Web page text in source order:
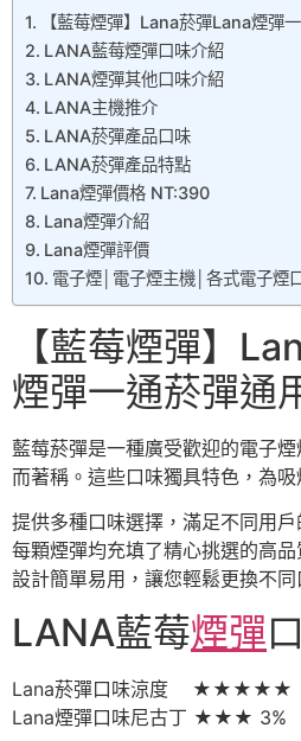
【藍莓煙彈】Lana菸彈Lana煙彈
LANA藍莓煙彈口味介紹
LANA煙彈其他口味介紹
LANA主機推介
LANA菸彈產品口味
LANA菸彈產品特點
Lana煙彈價格 NT:390
Lana煙彈介紹
Lana煙彈評價
電子煙│電子煙主機│各式電子煙
【藍莓煙彈】
煙彈一通菸彈通
藍莓菸彈是一種廣受歡迎的電子
而著稱。這些口味獨具特色，為
提供多種口味選擇，滿足不同用戶
每顆煙彈均充填了精心挑選的高品
設計簡單易用，讓您輕鬆更換不
LANA藍莓煙彈
Lana菸彈口味涼度 ★★★★★
Lana煙彈口味尼古丁 ★★★ 3%